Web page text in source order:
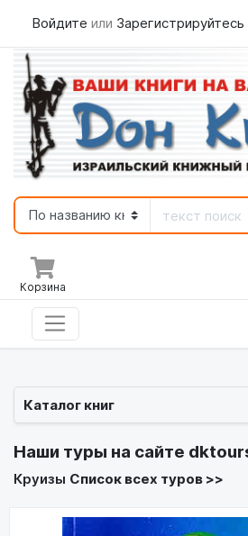
Войдите или Зарегистрируйтесь
Корзина
Каталог книг
Наши туры на сайте
Круизы Список всех туров >>